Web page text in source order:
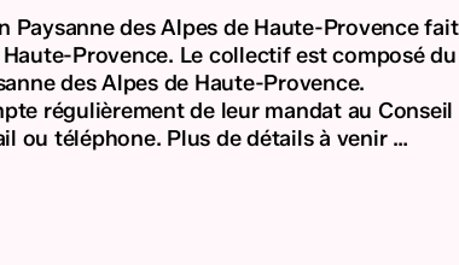
des Alpes de Haute-Provence
Provence. Le collectif est composé
des Alpes de Haute-Provence.
régulièrement de leur mandat au
ou téléphone. Plus de détails à venir …